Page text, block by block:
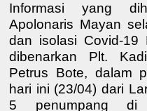
Informasi yang
Apolonaris Mayan
dan isolasi Covid-19
dibenarkan Plt.
Petrus Bote, dalam
hari ini (23/04) dari
5 penumpang di